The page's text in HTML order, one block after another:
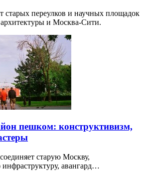
старых переулков и научных площадок
и Москва-Сити.
пешком: конструктивизм,
старую Москву,
авангард…